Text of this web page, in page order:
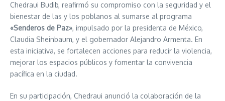
Chedraui Budib, reafirmó su compromiso con la seguridad y el
bienestar de las y los poblanos al sumarse al programa
«Senderos de Paz», impulsado por la presidenta de México,
Claudia Sheinbaum, y el gobernador Alejandro Armenta. En
esta iniciativa, se fortalecen acciones para reducir la violencia,
mejorar los espacios públicos y fomentar la convivencia
pacífica en la ciudad.
En su participación, Chedraui anunció la colaboración de la